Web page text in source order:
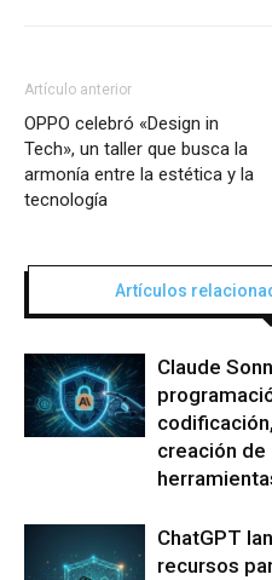
Artículo anterior
OPPO celebró «Design in
Tech», un taller que busca la
armonía entre la estética y la
tecnología
Artículos
Claude
creación de
ChatGPT
recursos